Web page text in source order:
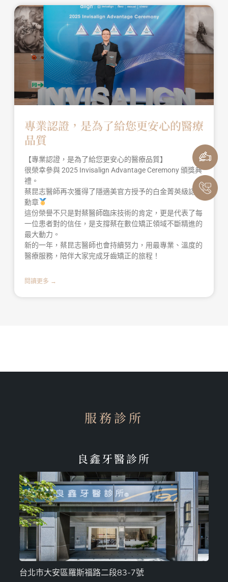
專業認證，是為了給您更安心的醫療
品質
【專業認證，是為了給您更安心的醫療品質】
很榮幸參與 2025 Invisalign Advantage Ceremony 頒獎典
禮。
蔡昆志醫師再次獲得了隱適美官方授予的白金菁英級認證
勳章
這份榮譽不只是對蔡醫師臨床技術的肯定，更是代表了每
一位患者對的信任，是支撐蔡在數位矯正領域不斷精進的
最大動力。
新的一年，蔡昆志醫師也會持續努力，用最專業、溫度的
醫療服務，陪伴大家完成牙齒矯正的旅程！
閱讀更多 →
服務診所
良鑫牙醫診所
台北市大安區羅斯福路二段83-7號